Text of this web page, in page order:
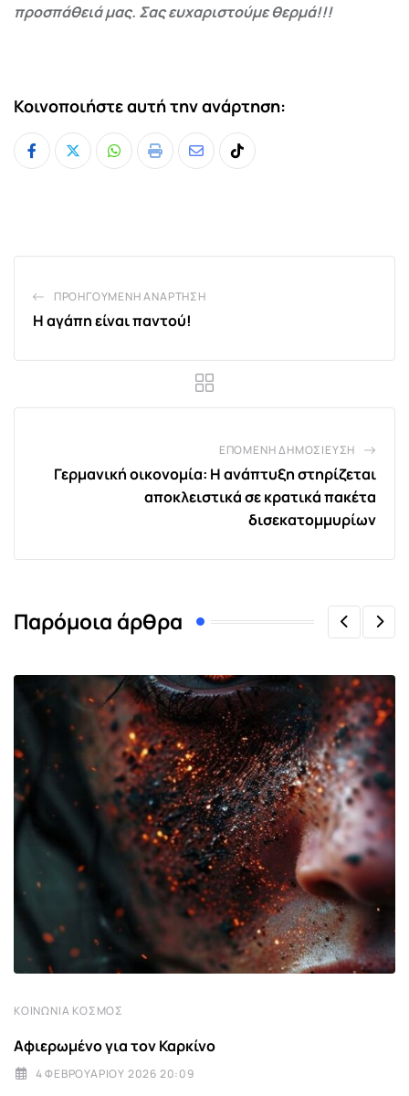
προσπάθειά μας. Σας ευχαριστούμε θερμά!!!
Κοινοποιήστε αυτή την ανάρτηση:
Whatsapp
Print
ShareTiktok
ΠΡΟΗΓΟΎΜΕΝΗ ΑΝΆΡΤΗΣΗ
Η αγάπη είναι παντού!
ΕΠΌΜΕΝΗ ΔΗΜΟΣΊΕΥΣΗ
Γερμανική οικονομία: Η ανάπτυξη στηρίζεται
αποκλειστικά σε κρατικά πακέτα
δισεκατομμυρίων
Παρόμοια άρθρα
ΚΟΙΝΩΝΊΑ ΚΌΣΜΟΣ
Αφιερωμένο για τον Καρκίνο
4 ΦΕΒΡΟΥΑΡΊΟΥ 2026 20:09